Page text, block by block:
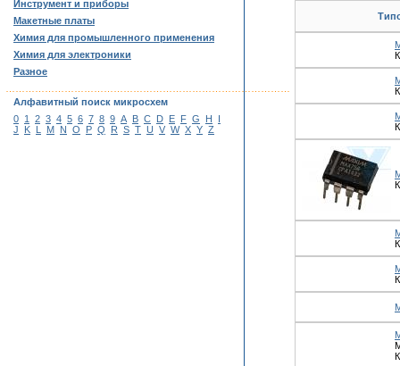
Инструмент и приборы
Макетные платы
Химия для промышленного применения
Химия для электроники
Разное
Алфавитный поиск микросхем
0 1 2 3 4 5 6 7 8 9 A B C D E F G H
I
J
K L M N O P Q R S T U V W X Y Z